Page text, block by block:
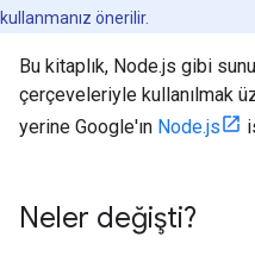
kullanmanız önerilir.
Bu kitaplık, Node.js gibi
çerçeveleriyle kullanılmak
yerine Google'ın Node.js
Neler değişti?